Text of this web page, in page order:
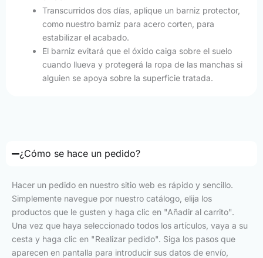
Transcurridos dos días, aplique un barniz protector,
como nuestro barniz para acero corten, para
estabilizar el acabado.
El barniz evitará que el óxido caiga sobre el suelo
cuando llueva y protegerá la ropa de las manchas si
alguien se apoya sobre la superficie tratada.
¿Cómo se hace un pedido?
Hacer un pedido en nuestro sitio web es rápido y sencillo.
Simplemente navegue por nuestro catálogo, elija los
productos que le gusten y haga clic en "Añadir al carrito".
Una vez que haya seleccionado todos los artículos, vaya a su
cesta y haga clic en "Realizar pedido". Siga los pasos que
aparecen en pantalla para introducir sus datos de envío,